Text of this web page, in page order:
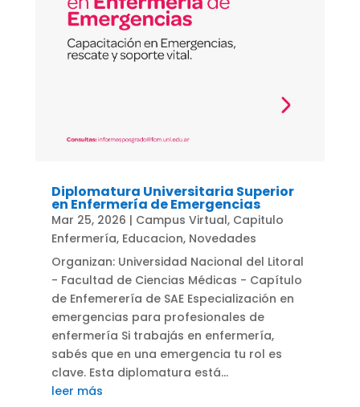
Diplomatura Universitaria Superior
en Enfermería de Emergencias
Mar 25, 2026 | Campus Virtual, Capitulo
Enfermería, Educacion, Novedades
Organizan: Universidad Nacional del Litoral
- Facultad de Ciencias Médicas - Capítulo
de Enfemerería de SAE Especialización en
emergencias para profesionales de
enfermería Si trabajás en enfermería,
sabés que en una emergencia tu rol es
clave. Esta diplomatura está...
leer más